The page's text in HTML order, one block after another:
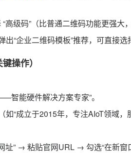
高级码”（比普通二维码功能更强大
“企业二维码模板”推荐，可直接选
操作）
智能硬件解决方案专家”。
“成立于2015年，专注AIoT领域，
址” → 粘贴官网URL → 勾选“在新窗